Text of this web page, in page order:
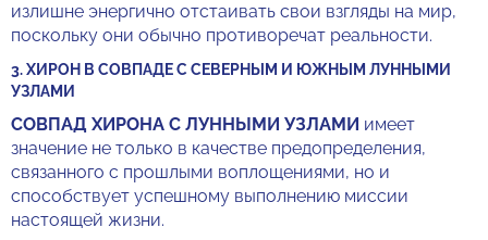
излишне энергично отстаивать свои взгляды на мир,
поскольку они обычно противоречат реальности.
3. ХИРОН В СОВПАДЕ С СЕВЕРНЫМ И ЮЖНЫМ ЛУННЫМИ
УЗЛАМИ
СОВПАД ХИРОНА С ЛУННЫМИ УЗЛАМИ имеет
значение не только в качестве предопределения,
связанного с прошлыми воплощениями, но и
способствует успешному выполнению миссии
настоящей жизни.